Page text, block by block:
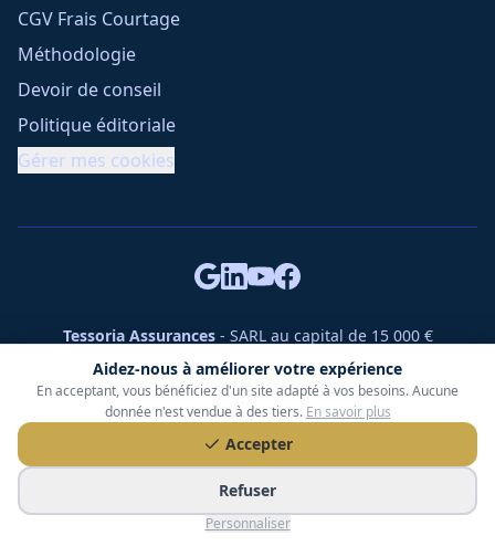
Aidez-nous à améliorer votre expérience
En acceptant, vous bénéficiez d'un site adapté à vos besoins. Aucune
donnée n'est vendue à des tiers. En savoir plus
Accepter
Refuser
Personnaliser
CGV Frais Courtage
Méthodologie
Devoir de conseil
Politique éditoriale
Gérer mes cookies
Tessoria Assurances- SARL au capital de 15 000 €
ORIAS n° 25007309 - RCS 990 206 179 - Membre du réseau
360 Courtage
RC Pro : Klarity - Contrat n° CCOUK000785
49 chemin des Gardettes Sine, 06570 Saint-Paul-de-Vence
© Tessoria Assurances. Tous droits réservés.